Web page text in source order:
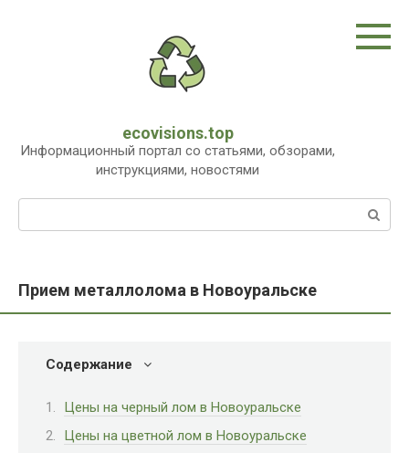
ecovisions.top
Информационный портал со статьями, обзорами,
инструкциями, новостями
Прием металлолома в Новоуральске
Содержание
Цены на черный лом в Новоуральске
Цены на цветной лом в Новоуральске